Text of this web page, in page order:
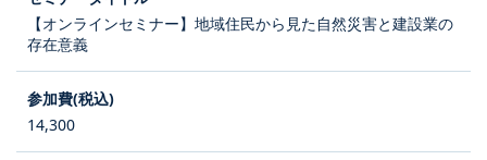
【オンラインセミナー】地域住民から見た自然災害と建設業の
存在意義
14,300